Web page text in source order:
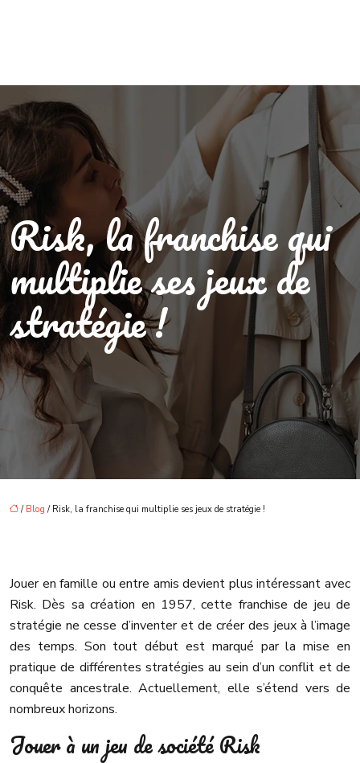
Risk, la franchise qui
multiplie ses jeux de
stratégie !
/ Blog / Risk, la franchise qui multiplie ses jeux de stratégie !
Jouer en famille ou entre amis devient plus intéressant avec
Risk. Dès sa création en 1957, cette franchise de jeu de
stratégie ne cesse d’inventer et de créer des jeux à l’image
des temps. Son tout début est marqué par la mise en
pratique de différentes stratégies au sein d’un conflit et de
conquête ancestrale. Actuellement, elle s’étend vers de
nombreux horizons.
Jouer à un jeu de société Risk